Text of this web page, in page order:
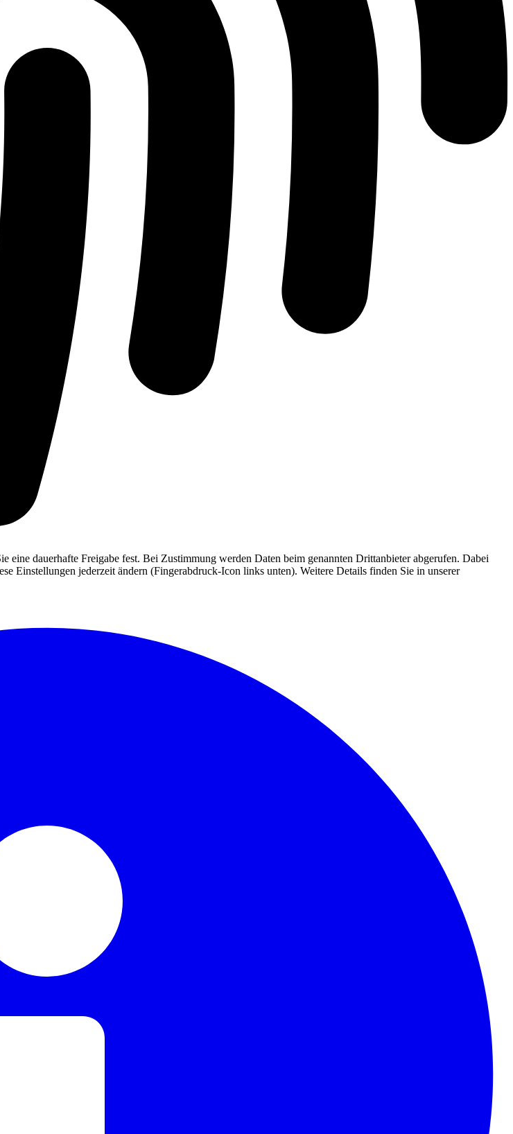
eine dauerhafte Freigabe fest. Bei Zustimmung werden Daten beim genannten Drittanbieter abgerufen. Dabei
Einstellungen jederzeit ändern (Fingerabdruck-Icon links unten). Weitere Details finden Sie in unserer